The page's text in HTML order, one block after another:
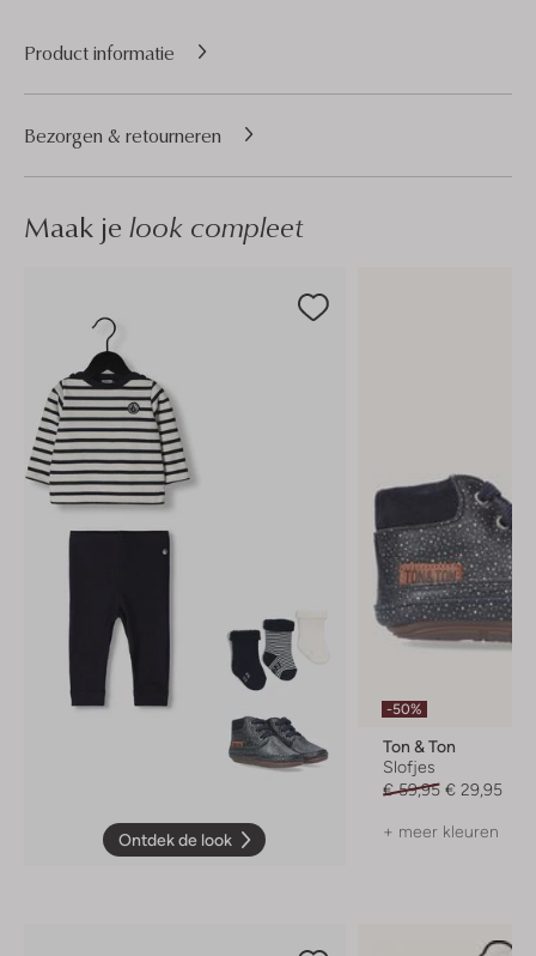
Product informatie
Bezorgen & retourneren
Maak je look compleet
Ontdek de look
-50%
Ton & Ton
Slofjes
€ 59,95 € 29,95
+ meer kleuren